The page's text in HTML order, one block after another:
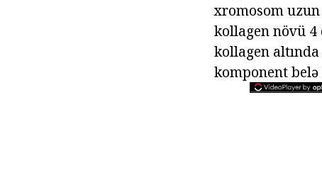
xromosom
kollagen növü
kollagen
komponent